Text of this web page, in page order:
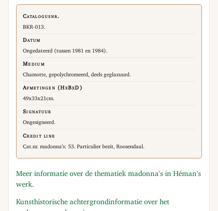
Catalogusnr.
BKR-013.
Datum
Ongedateerd (tussen 1981 en 1984).
Medium
Chamotte, gepolychromeerd, deels geglazuurd.
Afmetingen (HxBxD)
49x33x21cm.
Signatuur
Ongesigneerd.
Credit line
Cat.nr. madonna’s: 53. Particulier bezit, Roosendaal.
Meer informatie over de thematiek madonna's in Héman's
werk.
Kunsthistorische achtergrondinformatie over het